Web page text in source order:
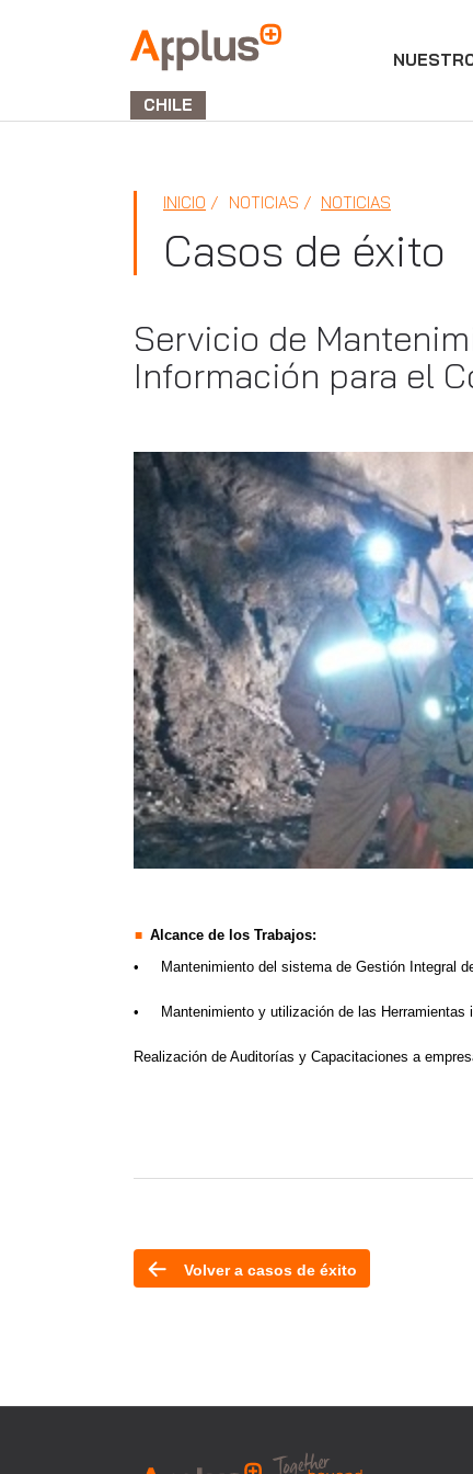
APPLUS+
GROUP
CHILE
INICIO NOTICIAS NOTICIAS
Casos de éxito
Servicio de
Información para el
Alcance de los Trabajos:
•
Mantenimiento del sistema de Gestión Integral
• Mantenimiento y utilización de las
Realización de Auditorías y Capacitaciones a
Volver a casos de éxito